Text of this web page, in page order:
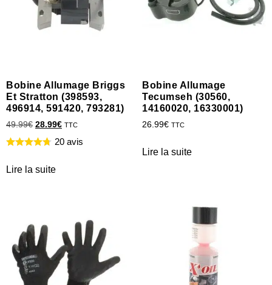
Bobine Allumage Briggs
Et Stratton (398593,
496914, 591420, 793281)
49.99€ 28.99€ TTC
20 avis
Lire la suite
Bobine Allumage
Tecumseh (30560,
14160020, 16330001)
26.99€ TTC
Lire la suite